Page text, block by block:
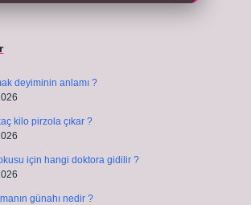
deyiminin anlamı ?
kilo pirzola çıkar ?
için hangi doktora gidilir ?
günahı nedir ?